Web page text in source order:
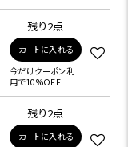
残り2点
カートに入れる
今だけクーポン利
用で10%OFF
残り2点
カートに入れる